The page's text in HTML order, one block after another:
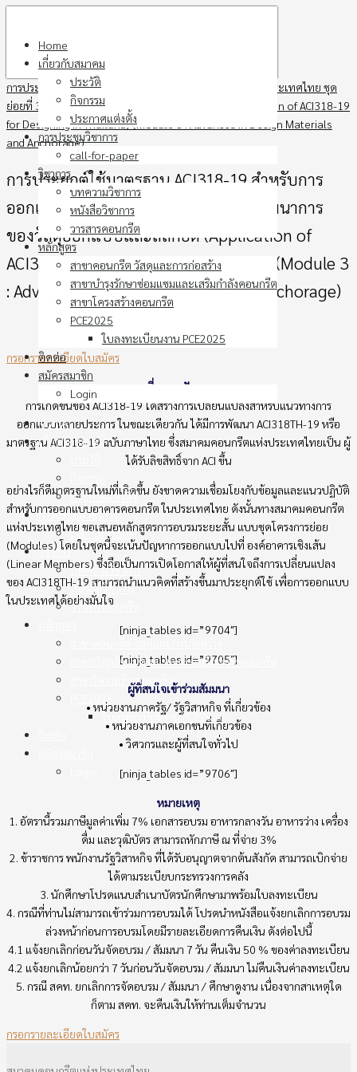
contentHome
เกี่ยวกับสมาคม
ประวัติ
กิจกรรม
ประกาศแต่งตั้ง
การประชุมวิชาการ
call-for-paper
วิชาการ
บทความวิชาการ
หนังสือวิชาการ
วารสารคอนกรีต
หลักสูตร
สาขาคอนกรีต วัสดุและการก่อสร้าง
สาขาบำรุงรักษาซ่อมแซมและเสริมกำลังคอนกรีต
สาขาโครงสร้างคอนกรีต
PCE2025
ใบลงทะเบียนงาน PCE2025
ติดต่อ
สมัครสมาชิก
Login
Home
เกี่ยวกับสมาคม
ประกาศแต่งตั้ง
การประชุมวิชาการ
call-for-paper
วิชาการ
บทความวิชาการ
หนังสือวิชาการ
วารสารคอนกรีต
สาขาบำรุงรักษาซ่อมแซมและเสริมกำลังคอนกรีต
สาขาโครงสร้างคอนกรีต
ใบลงทะเบียนงาน PCE2025
การประยุกต์ใช้มาตรฐาน ACI318-19 สำหรับการออกแบบในประเทศไทย ชุด
ย่อยที่ 3 : พัฒนาการของวัสดุออกแบบและสลักยึด (Application of ACI318-19
for Designing in Thailand) (Module 3 : Advances in Design Materials
and Anchorage)
การประยุกต์ใช้มาตรฐาน ACI318-19 สำหรับการ
ออกแบบในประเทศไทย ชุดย่อยที่ 3 : พัฒนาการ
ของวัสดุออกแบบและสลักยึด (Application of
ACI318-19 for Designing in Thailand) (Module 3
: Advances in Design Materials and Anchorage)
กรอกรายละเอียดใบสมัคร
ที่มาของปัญหา
การเกิดขึ้นของ ACI318-19 ได้สร้างการเปลี่ยนแปลงสำหรับแนวทางการ
ออกแบบหลายประการ ในขณะเดียวกัน ได้มีการพัฒนา ACI318TH-19 หรือ
มาตรฐาน ACI318-19 ฉบับภาษาไทย ซึ่งสมาคมคอนกรีตแห่งประเทศไทยเป็น ผู้
ได้รับลิขสิทธิ์จาก ACI ขึ้น
อย่างไรก็ดีมาตรฐานใหม่ที่เกิดขึ้น ยังขาดความเชื่อมโยงกับข้อมูลและแนวปฏิบัติ
สำหรับการออกแบบอาคารคอนกรีต ในประเทศไทย ดังนั้นทางสมาคมคอนกรีต
แห่งประเทศไทย ขอเสนอหลักสูตรการอบรมระยะสั้น แบบชุดโครงการย่อย
(Modules) โดยในชุดนี้จะเน้นปัญหาการออกแบบไปที่ องค์อาคารเชิงเส้น
(Linear Members) ซึ่งถือเป็นการเปิดโอกาสให้ผู้ที่สนใจถึงการเปลี่ยนแปลง
ของ ACI318TH-19 สามารถนำแนวคิดที่สร้างขึ้นมาประยุกต์ใช้ เพื่อการออกแบบ
ในประเทศได้อย่างมั่นใจ
[ninja_tables id=”9704″]
[ninja_tables id=”9705″]
ผู้ที่สนใจเข้าร่วมสัมมนา
• หน่วยงานภาครัฐ/ รัฐวิสาหกิจ ที่เกี่ยวข้อง
• หน่วยงานภาคเอกชนที่เกี่ยวข้อง
• วิศวกรและผู้ที่สนใจทั่วไป
[ninja_tables id=”9706″]
หมายเหตุ
1. อัตรานี้รวมภาษีมูลค่าเพิ่ม 7% เอกสารอบรม อาหารกลางวัน อาหารว่าง เครื่อง
ดื่ม และวุฒิบัตร สามารถหักภาษี ณ ที่จ่าย 3%
2. ข้าราชการ พนักงานรัฐวิสาหกิจ ที่ได้รับอนุญาตจากต้นสังกัด สามารถเบิกจ่าย
ได้ตามระเบียบกระทรวงการคลัง
3. นักศึกษาโปรดแนบสําเนาบัตรนักศึกษามาพร้อมใบลงทะเบียน
4. กรณีที่ท่านไม่สามารถเข้าร่วมการอบรมได้ โปรดนําหนังสือแจ้งยกเลิกการอบรม
ล่วงหน้าก่อนการอบรมโดยมีรายละเอียดการคืนเงิน ดังต่อไปนี้
4.1 แจ้งยกเลิกก่อนวันจัดอบรม / สัมมนา 7 วัน คืนเงิน 50 % ของค่าลงทะเบียน
4.2 แจ้งยกเลิกน้อยกว่า 7 วันก่อนวันจัดอบรม / สัมมนา ไม่คืนเงินค่าลงทะเบียน
5. กรณี สคท. ยกเลิกการจัดอบรม / สัมมนา / ศึกษาดูงาน เนื่องจากสาเหตุใด
ก็ตาม สคท. จะคืนเงินให้ท่านเต็มจํานวน
กรอกรายละเอียดใบสมัคร